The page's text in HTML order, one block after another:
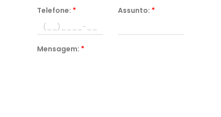
Telefone: * Assunto: *
Mensagem: *